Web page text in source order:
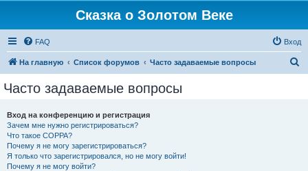
Сказка о Золотом Веке
FAQ Вход
На главную Список форумов Часто задаваемые вопросы
Часто задаваемые вопросы
Вход на конференцию и регистрация
Зачем мне нужно регистрироваться?
Что такое COPPA?
Почему я не могу зарегистрироваться?
Я только что зарегистрировался, но не могу войти!
Почему я не могу войти?